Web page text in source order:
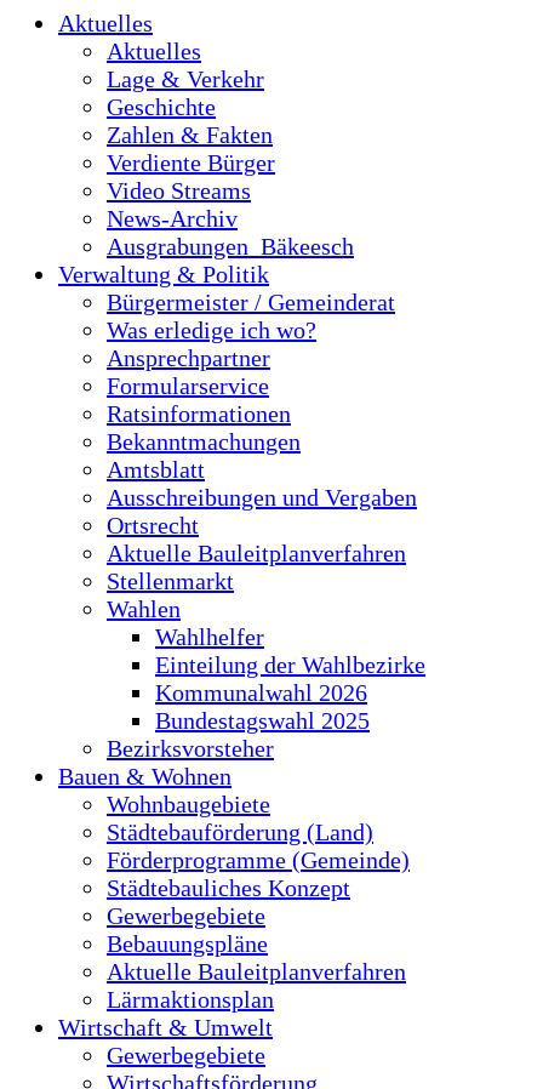
Aktuelles
Aktuelles
Lage & Verkehr
Geschichte
Zahlen & Fakten
Verdiente Bürger
Video Streams
News-Archiv
Ausgrabungen_Bäkeesch
Verwaltung & Politik
Bürgermeister / Gemeinderat
Was erledige ich wo?
Ansprechpartner
Formularservice
Ratsinformationen
Bekanntmachungen
Amtsblatt
Ausschreibungen und Vergaben
Ortsrecht
Aktuelle Bauleitplanverfahren
Stellenmarkt
Wahlen
Wahlhelfer
Einteilung der Wahlbezirke
Kommunalwahl 2026
Bundestagswahl 2025
Bezirksvorsteher
Bauen & Wohnen
Wohnbaugebiete
Städtebauförderung (Land)
Förderprogramme (Gemeinde)
Städtebauliches Konzept
Gewerbegebiete
Bebauungspläne
Aktuelle Bauleitplanverfahren
Lärmaktionsplan
Wirtschaft & Umwelt
Gewerbegebiete
Wirtschaftsförderung